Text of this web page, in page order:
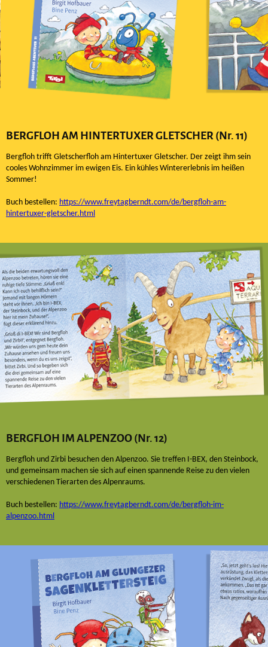
BERGFLOH AM HINTERTUXER GLETSCHER (Nr. 11)
Bergfloh trifft Gletscherfloh am Hintertuxer Gletscher. Der zeigt ihm sein
cooles Wohnzimmer im ewigen Eis. Ein kühles Wintererlebnis im heißen
Sommer!
Buch bestellen: https://www.freytagberndt.com/de/bergfloh-am-
hintertuxer-gletscher.html
BERGFLOH IM ALPENZOO (Nr. 12)
Bergfloh und Zirbi besuchen den Alpenzoo. Sie treffen I-BEX, den Steinbock,
und gemeinsam machen sie sich auf einen spannende Reise zu den vielen
verschiedenen Tierarten des Alpenraums.
Buch bestellen: https://www.freytagberndt.com/de/bergfloh-im-
alpenzoo.html